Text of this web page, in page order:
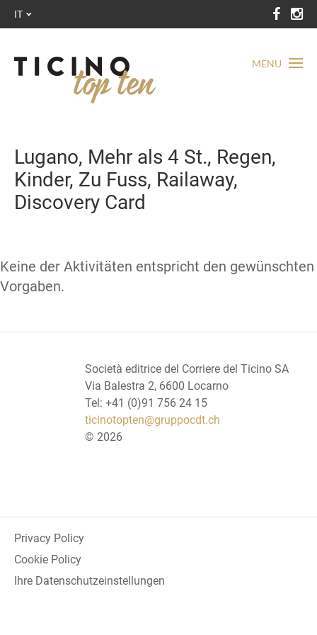
MENU
IT
Lugano, Mehr als 4 St., Regen,
Kinder, Zu Fuss, Railaway,
Discovery Card
Keine der Aktivitäten entspricht den gewünschten
Vorgaben.
Società editrice del Corriere del Ticino SA
Via Balestra 2, 6600 Locarno
Tel: +41 (0)91 756 24 15
ticinotopten@gruppocdt.ch
© 2026
Privacy Policy
Cookie Policy
Ihre Datenschutzeinstellungen